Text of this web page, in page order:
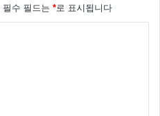
필수 필드는 *로 표시됩니다